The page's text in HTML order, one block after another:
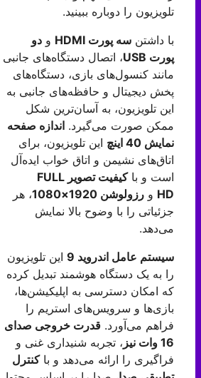
تلویزیون را دوباره ببینید.
با داشتنسه پورتHDMI ودو
پورتUSB
، اتصال دستگاه‌های جانبی
مانند کنسول‌های بازی، دستگاه‌های
پخش دیجیتال و حافظه‌های جانبی به
این تلویزیون، به آسان‌ترین شکل
ممکن صورت می‌گیرد.اندازه صفحه
نمایش 40 اینچ
این تلویزیون، برای
اتاق‌های نشیمن و اتاق خواب ایده‌آل
است و باکیفیت تصویر FULL
HDورزولوشن 1920×1080
، هر
جزئیاتی را با وضوح بالا نمایش
می‌دهد.
سیستم عامل اندروید 9 این تلویزیون
را به یک دستگاه هوشمند تبدیل کرده
که امکان دسترسی به اپلیکیشن‌ها،
بازی‌ها و سرویس‌های استریم را
فراهم می‌آورد.قدرت خروجی صدای
16 وات نیز
، تجربه شنیداری غنی و
فراگیری را ارائه می‌دهد و باکنترل